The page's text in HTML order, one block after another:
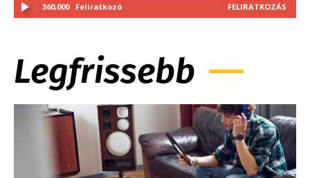
360,000 Feliratkozó FELIRATKOZÁS
Legfrissebb